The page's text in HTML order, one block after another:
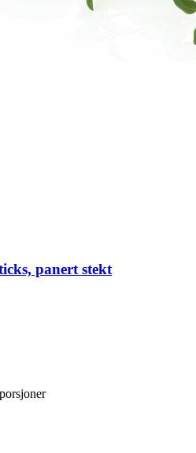
panert stekt